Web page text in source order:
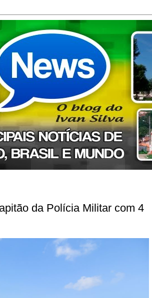
da Polícia Militar com 4